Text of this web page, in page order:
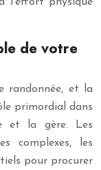
de votre
randonnée, et la
primordial dans
et la gère. Les
complexes, les
pour procurer